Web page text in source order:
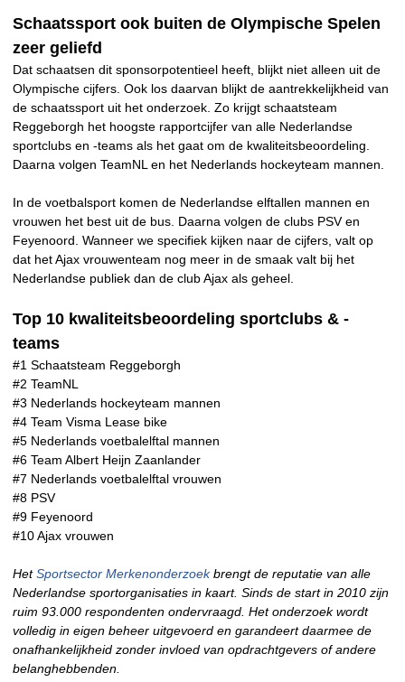
Schaatssport ook buiten de Olympische Spelen
zeer geliefd
Dat schaatsen dit sponsorpotentieel heeft, blijkt niet alleen uit de
Olympische cijfers. Ook los daarvan blijkt de aantrekkelijkheid van
de schaatssport uit het onderzoek. Zo krijgt schaatsteam
Reggeborgh het hoogste rapportcijfer van alle Nederlandse
sportclubs en -teams als het gaat om de kwaliteitsbeoordeling.
Daarna volgen TeamNL en het Nederlands hockeyteam mannen.
In de voetbalsport komen de Nederlandse elftallen mannen en
vrouwen het best uit de bus. Daarna volgen de clubs PSV en
Feyenoord. Wanneer we specifiek kijken naar de cijfers, valt op
dat het Ajax vrouwenteam nog meer in de smaak valt bij het
Nederlandse publiek dan de club Ajax als geheel.
Top 10 kwaliteitsbeoordeling sportclubs & -
teams
#1 Schaatsteam Reggeborgh
#2 TeamNL
#3 Nederlands hockeyteam mannen
#4 Team Visma Lease bike
#5 Nederlands voetbalelftal mannen
#6 Team Albert Heijn Zaanlander
#7 Nederlands voetbalelftal vrouwen
#8 PSV
#9 Feyenoord
#10 Ajax vrouwen
HetSportsector Merkenonderzoekbrengt de reputatie van alle
Nederlandse sportorganisaties in kaart. Sinds de start in 2010 zijn
ruim 93.000 respondenten ondervraagd. Het onderzoek wordt
volledig in eigen beheer uitgevoerd en garandeert daarmee de
onafhankelijkheid zonder invloed van opdrachtgevers of andere
belanghebbenden.